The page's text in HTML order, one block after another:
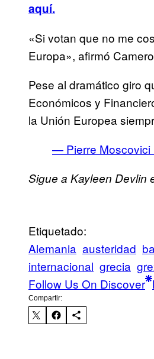
aquí.
«Si votan que no me
Europa», afirmó
Pese al dramático giro
Económicos y
la Unión Europea
— Pierre Moscovici
Sigue a Kayleen Devlin
Etiquetado:
Alemania austeridad
internacional grecia
Follow Us On Discover
Compartir: